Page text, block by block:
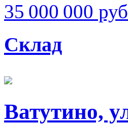
35 000 000
Склад
Ватутино,